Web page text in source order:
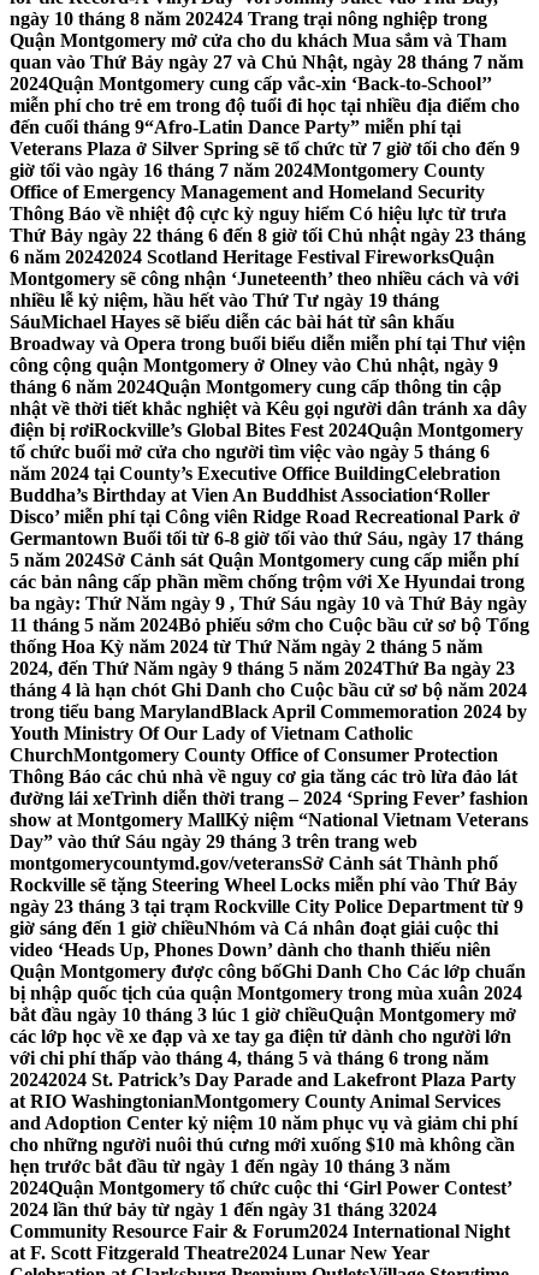
ngày 10 tháng 8 năm 202424 Trang trại nông nghiệp trong
Quận Montgomery mở cửa cho du khách Mua sắm và Tham
quan vào Thứ Bảy ngày 27 và Chủ Nhật, ngày 28 tháng 7 năm
2024Quận Montgomery cung cấp vắc-xin ‘Back-to-School’’
miễn phí cho trẻ em trong độ tuổi đi học tại nhiều địa điểm cho
đến cuối tháng 9“Afro-Latin Dance Party” miễn phí tại
Veterans Plaza ở Silver Spring sẽ tổ chức từ 7 giờ tối cho đến 9
giờ tối vào ngày 16 tháng 7 năm 2024Montgomery County
Office of Emergency Management and Homeland Security
Thông Báo về nhiệt độ cực kỳ nguy hiểm Có hiệu lực từ trưa
Thứ Bảy ngày 22 tháng 6 đến 8 giờ tối Chủ nhật ngày 23 tháng
6 năm 20242024 Scotland Heritage Festival FireworksQuận
Montgomery sẽ công nhận ‘Juneteenth’ theo nhiều cách và với
nhiều lễ kỷ niệm, hầu hết vào Thứ Tư ngày 19 tháng
SáuMichael Hayes sẽ biểu diễn các bài hát từ sân khấu
Broadway và Opera trong buổi biểu diễn miễn phí tại Thư viện
công cộng quận Montgomery ở Olney vào Chủ nhật, ngày 9
tháng 6 năm 2024Quận Montgomery cung cấp thông tin cập
nhật về thời tiết khắc nghiệt và Kêu gọi người dân tránh xa dây
điện bị rơiRockville’s Global Bites Fest 2024Quận Montgomery
tổ chức buổi mở cửa cho người tìm việc vào ngày 5 tháng 6
năm 2024 tại County’s Executive Office BuildingCelebration
Buddha’s Birthday at Vien An Buddhist Association‘Roller
Disco’ miễn phí tại Công viên Ridge Road Recreational Park ở
Germantown Buổi tối từ 6-8 giờ tối vào thứ Sáu, ngày 17 tháng
5 năm 2024Sở Cảnh sát Quận Montgomery cung cấp miễn phí
các bản nâng cấp phần mềm chống trộm với Xe Hyundai trong
ba ngày: Thứ Năm ngày 9 , Thứ Sáu ngày 10 và Thứ Bảy ngày
11 tháng 5 năm 2024Bỏ phiếu sớm cho Cuộc bầu cử sơ bộ Tổng
thống Hoa Kỳ năm 2024 từ Thứ Năm ngày 2 tháng 5 năm
2024, đến Thứ Năm ngày 9 tháng 5 năm 2024Thứ Ba ngày 23
tháng 4 là hạn chót Ghi Danh cho Cuộc bầu cử sơ bộ năm 2024
trong tiểu bang MarylandBlack April Commemoration 2024 by
Youth Ministry Of Our Lady of Vietnam Catholic
ChurchMontgomery County Office of Consumer Protection
Thông Báo các chủ nhà về nguy cơ gia tăng các trò lừa đảo lát
đường lái xeTrình diễn thời trang – 2024 ‘Spring Fever’ fashion
show at Montgomery MallKỷ niệm “National Vietnam Veterans
Day” vào thứ Sáu ngày 29 tháng 3 trên trang web
montgomerycountymd.gov/veteransSở Cảnh sát Thành phố
Rockville sẽ tặng Steering Wheel Locks miễn phí vào Thứ Bảy
ngày 23 tháng 3 tại trạm Rockville City Police Department từ 9
giờ sáng đến 1 giờ chiềuNhóm và Cá nhân đoạt giải cuộc thi
video ‘Heads Up, Phones Down’ dành cho thanh thiếu niên
Quận Montgomery được công bốGhi Danh Cho Các lớp chuẩn
bị nhập quốc tịch của quận Montgomery trong mùa xuân 2024
bắt đầu ngày 10 tháng 3 lúc 1 giờ chiềuQuận Montgomery mở
các lớp học về xe đạp và xe tay ga điện tử dành cho người lớn
với chi phí thấp vào tháng 4, tháng 5 và tháng 6 trong năm
20242024 St. Patrick’s Day Parade and Lakefront Plaza Party
at RIO WashingtonianMontgomery County Animal Services
and Adoption Center kỷ niệm 10 năm phục vụ và giảm chi phí
cho những người nuôi thú cưng mới xuống $10 mà không cần
hẹn trước bắt đầu từ ngày 1 đến ngày 10 tháng 3 năm
2024Quận Montgomery tổ chức cuộc thi ‘Girl Power Contest’
2024 lần thứ bảy từ ngày 1 đến ngày 31 tháng 32024
Community Resource Fair & Forum2024 International Night
at F. Scott Fitzgerald Theatre2024 Lunar New Year